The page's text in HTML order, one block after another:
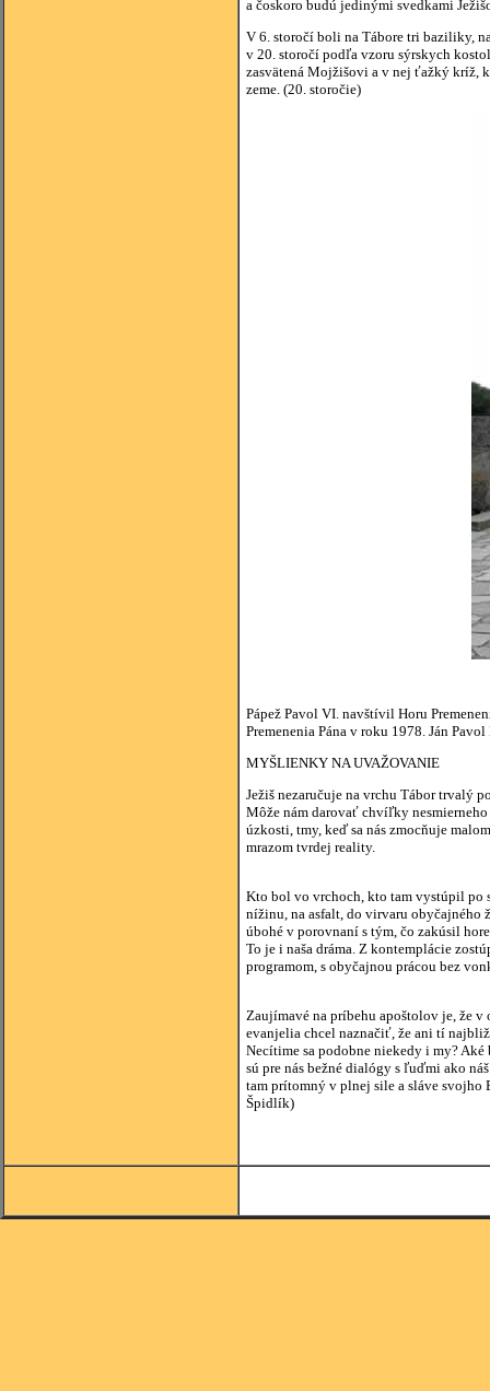
a čoskoro budú jedinými svedkami
V 6. storočí boli na Tábore tri baziliky,
v 20. storočí podľa vzoru sýrskych
zasvätená Mojžišovi a v nej ťažký kríž,
zeme. (20. storočie)
Pápež Pavol VI. navštívil Horu
Premenenia Pána v roku 1978. Ján
MYŠLIENKY NA UVAŽOVANIE
Ježiš nezaručuje na vrchu Tábor trvalý
Môže nám darovať chvíľky
úzkosti, tmy, keď sa nás zmocňuje
mrazom tvrdej reality.
Kto bol vo vrchoch, kto tam vystúpil po
nížinu, na asfalt, do virvaru obyčajného
úbohé v porovnaní s tým, čo zakúsil
To je i naša dráma. Z kontemplácie
programom, s obyčajnou prácou bez
Zaujímavé na príbehu apoštolov je, že
evanjelia chcel naznačiť, že ani tí
Necítime sa podobne niekedy i my?
sú pre nás bežné dialógy s ľuďmi ako
tam prítomný v plnej sile a sláve svojho
Špidlík)